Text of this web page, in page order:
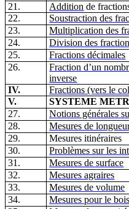
21.
Addition de
22.
Soustractiondes
23.
Multiplication des
24.
Division des
25.
Fractions décimales
26.
Fraction d’un
inverse
IV.
Fractions (vers le
V.
SYSTEME
27.
Notions générales
28.
Mesures de
29.
Mesures itinéraires
30.
Problèmes sur les
31.
Mesures de surface
32.
Mesures agraires
33.
Mesures de volume
34.
Mesures pour le bois